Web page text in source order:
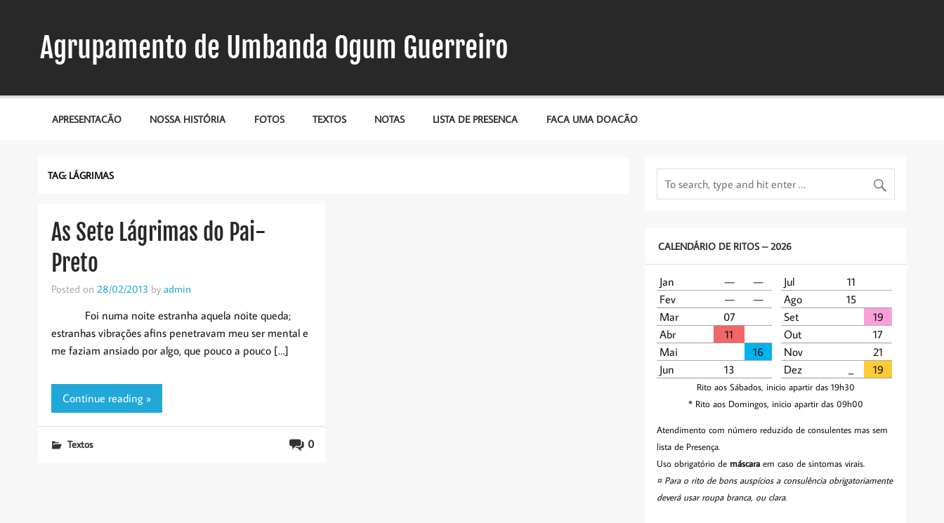
Agrupamento de Umbanda Ogum Guerreiro
APRESENTAÇÃO NOSSA HISTÓRIA FOTOS TEXTOS NOTAS LISTA DE PRESENÇA FAÇA UMA DOAÇÃO
TAG: LÁGRIMAS
As Sete Lágrimas do Pai-
Preto
Posted on 28/02/2013 by admin
Foi numa noite estranha aquela noite queda;
estranhas vibrações afins penetravam meu ser mental e
me faziam ansiado por algo, que pouco a pouco […]
Continue reading »
0
Textos
CALENDÁRIO DE RITOS – 2026
Jan — — Jul
11
Fev
— — Ago
15
Mar
07 Set
19
Abr
11 Out
17
Mai
16 Nov
21
Jun
13 Dez 19
Rito aos Sábados, inicio apartir das 19h30
* Rito aos Domingos, inicio apartir das 09h00
Atendimento com número reduzido de consulentes mas sem
lista de Presença.
Uso obrigatório de máscara em caso de sintomas virais.
¤ Para o rito de bons auspícios a consulência obrigatoriamente
deverá usar roupa branca, ou clara.